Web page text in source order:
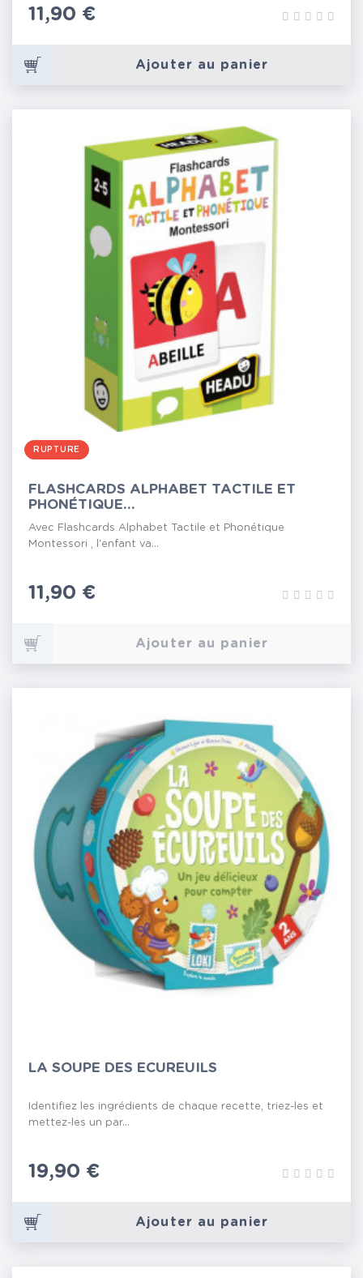
Prix
11,90 €
Ajouter au panier
RUPTURE
FLASHCARDS ALPHABET TACTILE ET
PHONÉTIQUE...
Avec Flashcards Alphabet Tactile et Phonétique
Montessori , l'enfant va...
Prix
11,90 €
Ajouter au panier
LA SOUPE DES ECUREUILS
Identifiez les ingrédients de chaque recette, triez-les et
mettez-les un par...
Prix
19,90 €
Ajouter au panier